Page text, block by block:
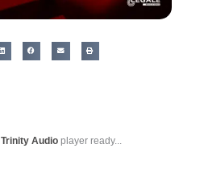
Trinity Audio player ready...